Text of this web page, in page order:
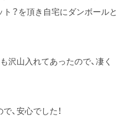
？を頂き自宅にダンボールと
沢山入れてあったので、凄く
、安心でした！